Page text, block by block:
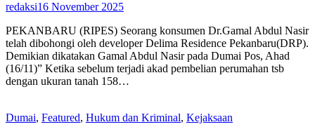
redaksi16 November 2025
PEKANBARU (RIPES) Seorang konsumen Dr.Gamal Abdul Nasir
telah dibohongi oleh developer Delima Residence Pekanbaru(DRP).
Demikian dikatakan Gamal Abdul Nasir pada Dumai Pos, Ahad
(16/11)” Ketika sebelum terjadi akad pembelian perumahan tsb
dengan ukuran tanah 158…
Dumai, Featured, Hukum dan Kriminal, Kejaksaan